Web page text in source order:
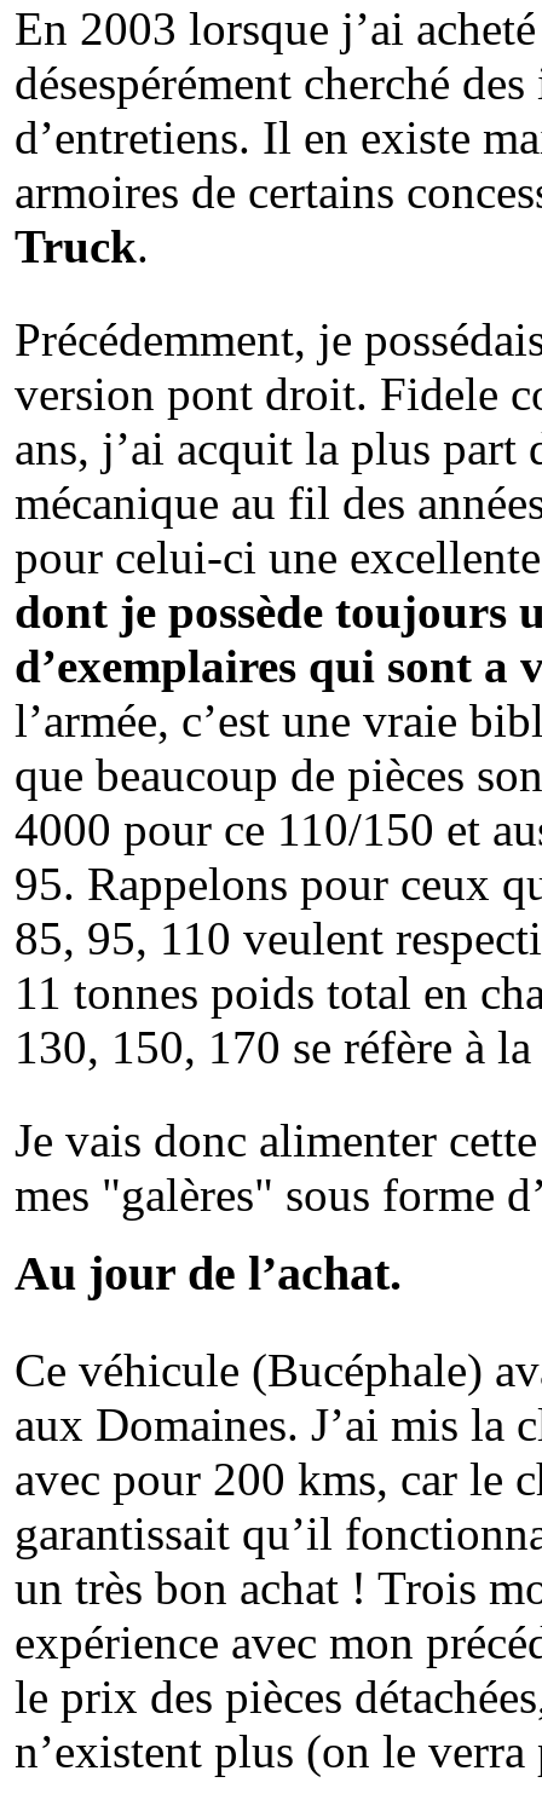
En 2003 lorsque j’ai
désespérément cherché
d’entretiens. Il en existe
armoires de certains
Truck.
Précédemment, je
version pont droit. Fidele
ans, j’ai acquit la plus part
mécanique au fil des
pour celui-ci une
dont je possède toujours
d’exemplaires qui sont a
l’armée, c’est une vraie
que beaucoup de pièces
4000 pour ce 110/150 et
95. Rappelons pour ceux
85, 95, 110 veulent
11 tonnes poids total en
130, 150, 170 se réfère à
Je vais donc alimenter
mes "galères" sous forme
Au jour de l’achat.
Ce véhicule (Bucéphale)
aux Domaines. J’ai mis la
avec pour 200 kms, car le
garantissait qu’il
un très bon achat ! Trois
expérience avec mon
le prix des pièces
n’existent plus (on le